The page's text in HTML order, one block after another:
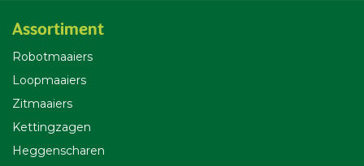
Assortiment
Robotmaaiers
Loopmaaiers
Zitmaaiers
Kettingzagen
Heggenscharen